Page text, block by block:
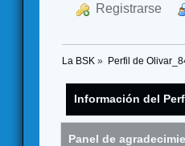
Registrarse
La BSK » Perfil de
Información del
Panel de